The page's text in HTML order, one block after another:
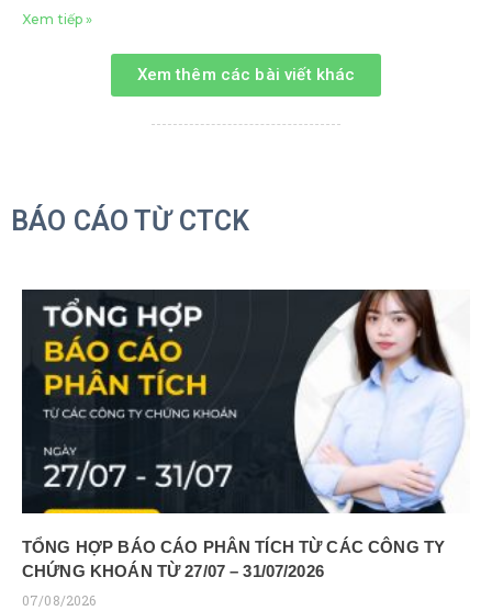
Xem tiếp »
Xem thêm các bài viết khác
BÁO CÁO TỪ CTCK
TỔNG HỢP BÁO CÁO PHÂN TÍCH TỪ CÁC CÔNG TY
CHỨNG KHOÁN TỪ 27/07 – 31/07/2026
07/08/2026